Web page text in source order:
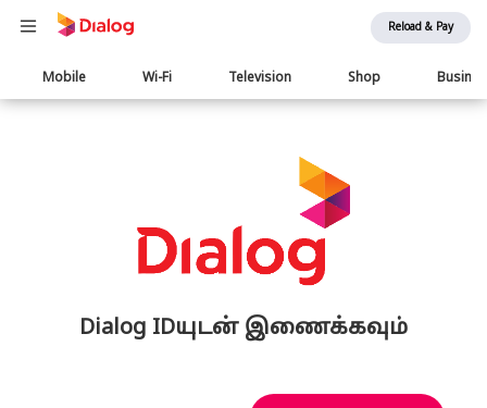
Reload & Pay
Main
navigation
Mobile Wi-Fi Television Shop
Dialog IDயுடன் இணைக்கவும்